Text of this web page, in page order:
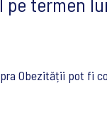
Obezității pot fi